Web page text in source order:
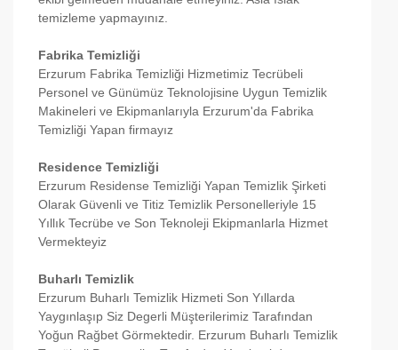
temizleme yapmayınız.
Fabrika Temizliği
Erzurum Fabrika Temizliği Hizmetimiz Tecrübeli
Personel ve Günümüz Teknolojisine Uygun Temizlik
Makineleri ve Ekipmanlarıyla Erzurum'da Fabrika
Temizliği Yapan firmayız
Residence Temizliği
Erzurum Residense Temizliği Yapan Temizlik Şirketi
Olarak Güvenli ve Titiz Temizlik Personelleriyle 15
Yıllık Tecrübe ve Son Teknoleji Ekipmanlarla Hizmet
Vermekteyiz
Buharlı Temizlik
Erzurum Buharlı Temizlik Hizmeti Son Yıllarda
Yaygınlaşıp Siz Degerli Müşterilerimiz Tarafından
Yoğun Rağbet Görmektedir. Erzurum Buharlı Temizlik